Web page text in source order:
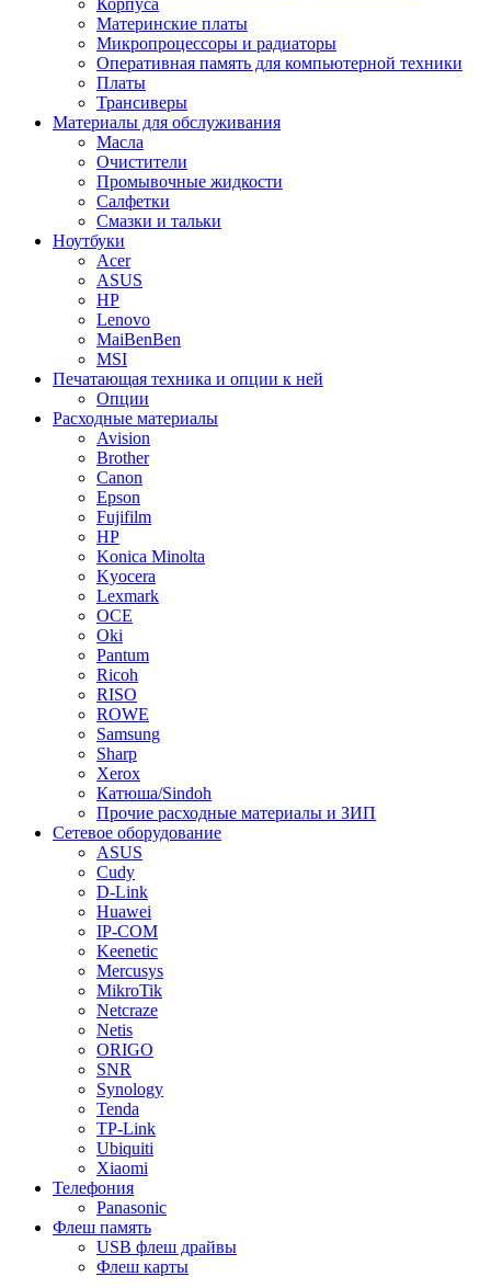
Корпуса
Материнские платы
Микропроцессоры и радиаторы
Оперативная память для компьютерной техники
Платы
Трансиверы
Материалы для обслуживания
Масла
Очистители
Промывочные жидкости
Салфетки
Смазки и тальки
Ноутбуки
Acer
ASUS
HP
Lenovo
MaiBenBen
MSI
Печатающая техника и опции к ней
Опции
Расходные материалы
Avision
Brother
Canon
Epson
Fujifilm
HP
Konica Minolta
Kyocera
Lexmark
OCE
Oki
Pantum
Ricoh
RISO
ROWE
Samsung
Sharp
Xerox
Катюша/Sindoh
Прочие расходные материалы и ЗИП
Сетевое оборудование
ASUS
Cudy
D-Link
Huawei
IP-COM
Keenetic
Mercusys
MikroTik
Netcraze
Netis
ORIGO
SNR
Synology
Tenda
TP-Link
Ubiquiti
Xiaomi
Телефония
Panasonic
Флеш память
USB флеш драйвы
Флеш карты